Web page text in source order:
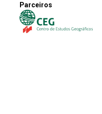
Parceiros